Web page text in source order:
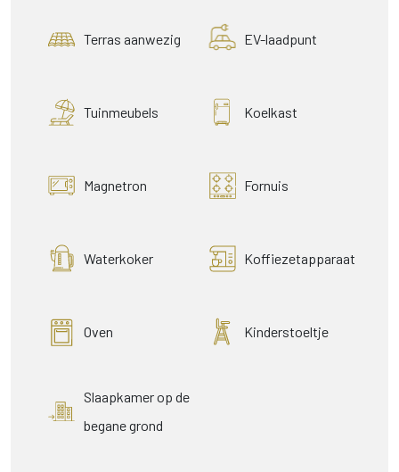
Terras aanwezig EV-laadpunt
Tuinmeubels Koelkast
Magnetron Fornuis
Waterkoker Koffiezetapparaat
Oven Kinderstoeltje
Slaapkamer op de
begane grond